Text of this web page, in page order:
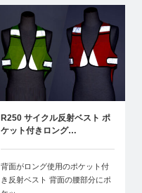
R250 サイクル反射ベスト ポ
ケット付きロング…
背面がロング使用のポケット付
き反射ベスト 背面の腰部分にポ